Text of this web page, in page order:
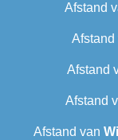
Afstand
Afstand
Afstand
Afstand
Afstand van